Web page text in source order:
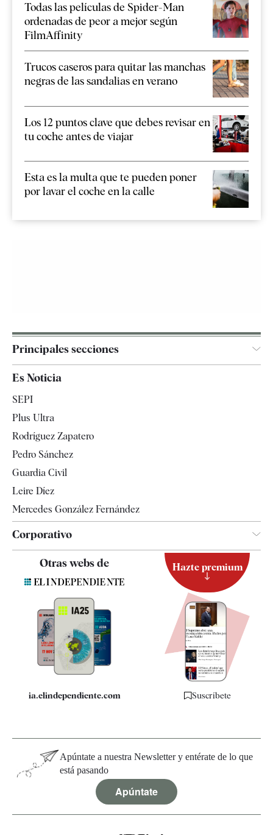
Todas las películas de Spider-Man
ordenadas de peor a mejor según
FilmAffinity
Trucos caseros para quitar las manchas
negras de las sandalias en verano
Los 12 puntos clave que debes revisar en
tu coche antes de viajar
Esta es la multa que te pueden poner
por lavar el coche en la calle
Principales secciones
Televisión
Es Noticia
SEPI
Plus Ultra
Rodríguez Zapatero
Pedro Sánchez
Guardia Civil
Leire Díez
Mercedes González Fernández
Corporativo
Quiénes somos
Especificaciones
Otras webs de
ia.elindependiente.com
Hazte premium
Suscríbete
Apúntate a nuestra Newsletter y entérate de lo que
está pasando
Apúntate